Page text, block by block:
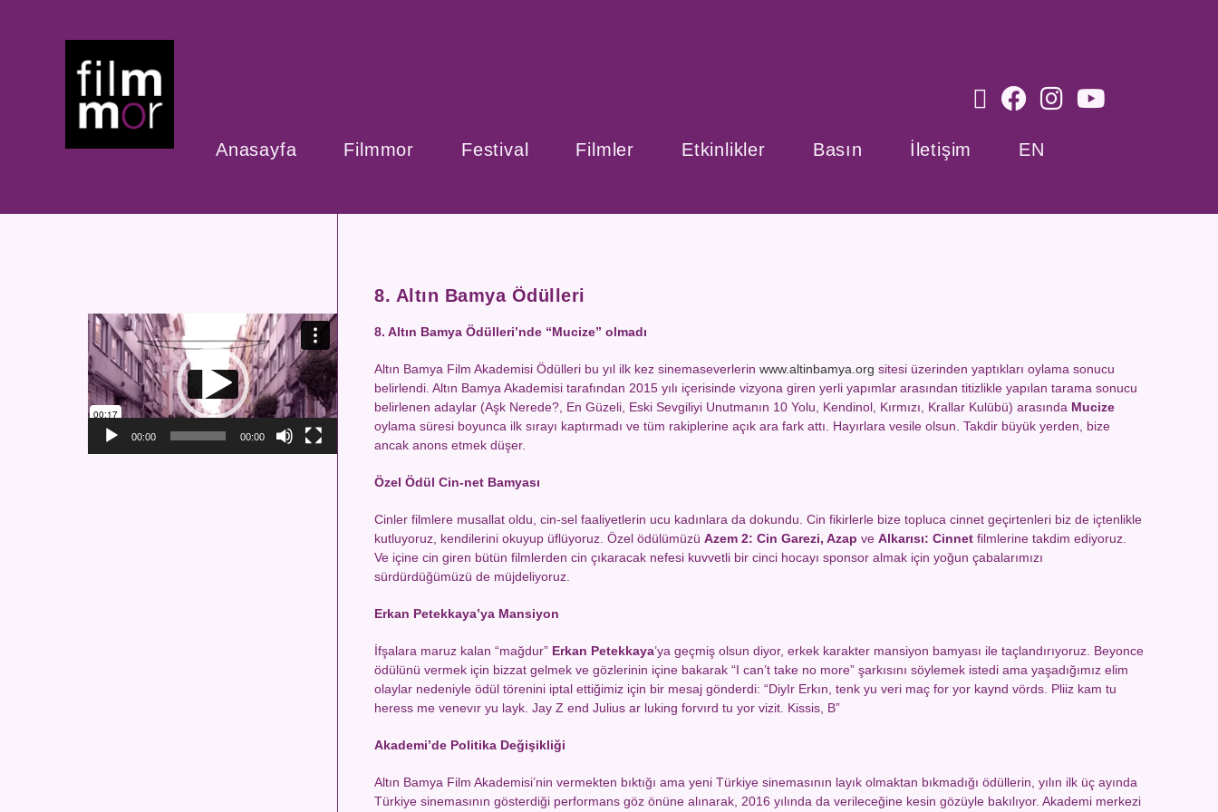
Anasayfa Filmmor Festival Filmler Etkinlikler Basın İletişim EN
8. Altın Bamya Ödülleri
8. Altın Bamya Ödülleri’nde “Mucize” olmadı
Altın Bamya Film Akademisi Ödülleri bu yıl ilk kez sinemaseverlerin www.altinbamya.org sitesi üzerinden yaptıkları oylama sonucu
belirlendi. Altın Bamya Akademisi tarafından 2015 yılı içerisinde vizyona giren yerli yapımlar arasından titizlikle yapılan tarama sonucu
belirlenen adaylar (Aşk Nerede?, En Güzeli, Eski Sevgiliyi Unutmanın 10 Yolu, Kendinol, Kırmızı, Krallar Kulübü) arasında Mucize
oylama süresi boyunca ilk sırayı kaptırmadı ve tüm rakiplerine açık ara fark attı. Hayırlara vesile olsun. Takdir büyük yerden, bize
ancak anons etmek düşer.
Özel Ödül Cin-net Bamyası
Cinler filmlere musallat oldu, cin-sel faaliyetlerin ucu kadınlara da dokundu. Cin fikirlerle bize topluca cinnet geçirtenleri biz de içtenlikle
kutluyoruz, kendilerini okuyup üflüyoruz. Özel ödülümüzü Azem 2: Cin Garezi, Azap ve Alkarısı: Cinnet filmlerine takdim ediyoruz.
Ve içine cin giren bütün filmlerden cin çıkaracak nefesi kuvvetli bir cinci hocayı sponsor almak için yoğun çabalarımızı
sürdürdüğümüzü de müjdeliyoruz.
Erkan Petekkaya’ya Mansiyon
İfşalara maruz kalan “mağdur” Erkan Petekkaya’ya geçmiş olsun diyor, erkek karakter mansiyon bamyası ile taçlandırıyoruz. Beyonce
ödülünü vermek için bizzat gelmek ve gözlerinin içine bakarak “I can’t take no more” şarkısını söylemek istedi ama yaşadığımız elim
olaylar nedeniyle ödül törenini iptal ettiğimiz için bir mesaj gönderdi: “DiyIr Erkın, tenk yu veri maç for yor kaynd vörds. Pliiz kam tu
heress me venevır yu layk. Jay Z end Julius ar luking forvırd tu yor vizit. Kissis, B”
Akademi’de Politika Değişikliği
Altın Bamya Film Akademisi’nin vermekten bıktığı ama yeni Türkiye sinemasının layık olmaktan bıkmadığı ödüllerin, yılın ilk üç ayında
Türkiye sinemasının gösterdiği performans göz önüne alınarak, 2016 yılında da verileceğine kesin gözüyle bakılıyor. Akademi merkezi
Video
oynatıcı
00:00 00:00